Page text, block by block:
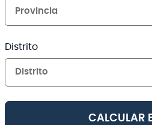
Provincia
Distrito
Distrito
CALCULAR